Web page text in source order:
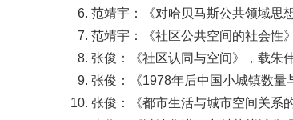
范靖宇：《对哈贝马斯公共领域思
范靖宇：《社区公共空间的社会性
张俊：《社区认同与空间》，载朱
张俊：《1978年后中国小城镇数
张俊：《都市生活与城市空间关系